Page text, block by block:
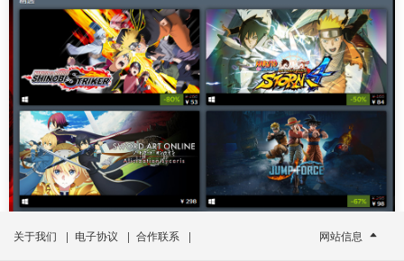
关于我们 | 电子协议 | 合作联系 | 网站信息